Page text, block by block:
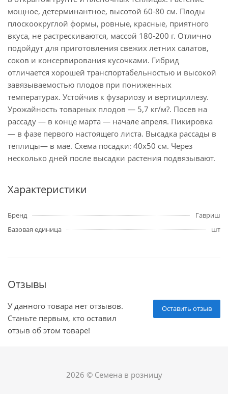
мощное, детерминантное, высотой 60-80 см. Плоды
плоскоокруглой формы, ровные, красные, приятного
вкуса, не растрескиваются, массой 180-200 г. Отлично
подойдут для приготовления свежих летних салатов,
соков и консервирования кусочками. Гибрид
отличается хорошей транспортабельностью и высокой
завязываемостью плодов при пониженных
температурах. Устойчив к фузариозу и вертициллезу.
Урожайность товарных плодов — 5,7 кг/м?. Посев на
рассаду — в конце марта — начале апреля. Пикировка
— в фазе первого настоящего листа. Высадка рассады в
теплицы— в мае. Схема посадки: 40х50 см. Через
несколько дней после высадки растения подвязывают.
Характеристики
Бренд
Гавриш
Базовая единица
шт
Отзывы
Оставить отзыв
У данного товара нет отзывов.
Станьте первым, кто оставил
отзыв об этом товаре!
2026 © Семена в розницу